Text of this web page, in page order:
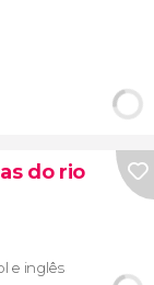
do rio
e inglês